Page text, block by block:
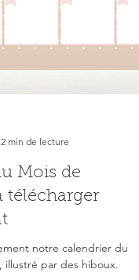
2 min de lecture